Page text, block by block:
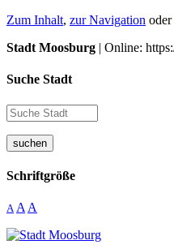
Zum Inhalt, zur Navigation oder
Stadt Moosburg | Online:
Suche Stadt
suchen
Schriftgröße
A A A